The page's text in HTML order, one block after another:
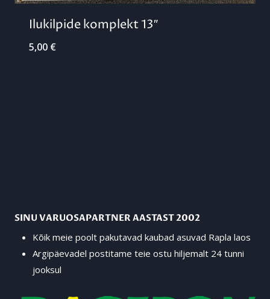
Ilukilpide komplekt 13″
5,00 €
SINU VARUOSAPARTNER AASTAST 2002
Kõik meie poolt pakutavad kaubad asuvad Rapla laos
Argipäevadel postitame teie ostu hiljemalt 24 tunni
jooksul